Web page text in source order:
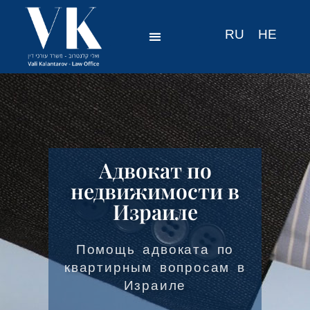
RU HE
Адвокат по
недвижимости в
Израиле
Помощь адвоката по
квартирным вопросам в
Израиле